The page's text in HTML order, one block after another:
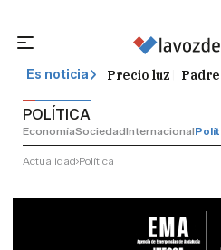
Es noticia Precio luz
POLÍTICA
EconomíaSociedadInternacional
Actualidad Política